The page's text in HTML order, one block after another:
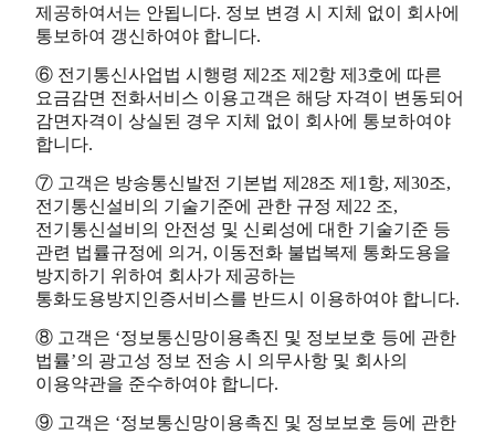
제공하여서는 안됩니다. 정보 변경 시 지체 없이 회사에
통보하여 갱신하여야 합니다.
⑥ 전기통신사업법 시행령 제2조 제2항 제3호에 따른
요금감면 전화서비스 이용고객은 해당 자격이 변동되어
감면자격이 상실된 경우 지체 없이 회사에 통보하여야
합니다.
⑦ 고객은 방송통신발전 기본법 제28조 제1항, 제30조,
전기통신설비의 기술기준에 관한 규정 제22 조,
전기통신설비의 안전성 및 신뢰성에 대한 기술기준 등
관련 법률규정에 의거, 이동전화 불법복제 통화도용을
방지하기 위하여 회사가 제공하는
통화도용방지인증서비스를 반드시 이용하여야 합니다.
⑧ 고객은 ‘정보통신망이용촉진 및 정보보호 등에 관한
법률’의 광고성 정보 전송 시 의무사항 및 회사의
이용약관을 준수하여야 합니다.
⑨ 고객은 ‘정보통신망이용촉진 및 정보보호 등에 관한